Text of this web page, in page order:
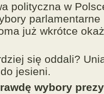
polityczna w
parlamentarne
już wkrótce
się oddali?
jesieni.
wybory